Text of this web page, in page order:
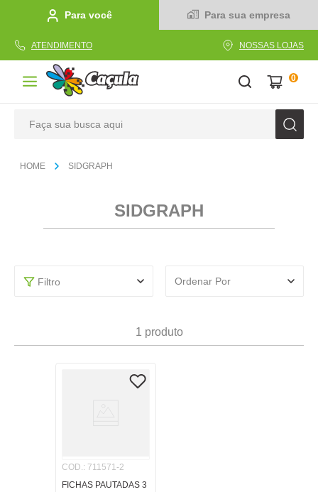
Para você Para sua empresa
ATENDIMENTO NOSSAS LOJAS
0
SIDGRAPH
SIDGRAPH
Ordenar Por
Filtro
1 produto
COD.: 711571-2
FICHAS PAUTADAS 3
caneta
5º caixa